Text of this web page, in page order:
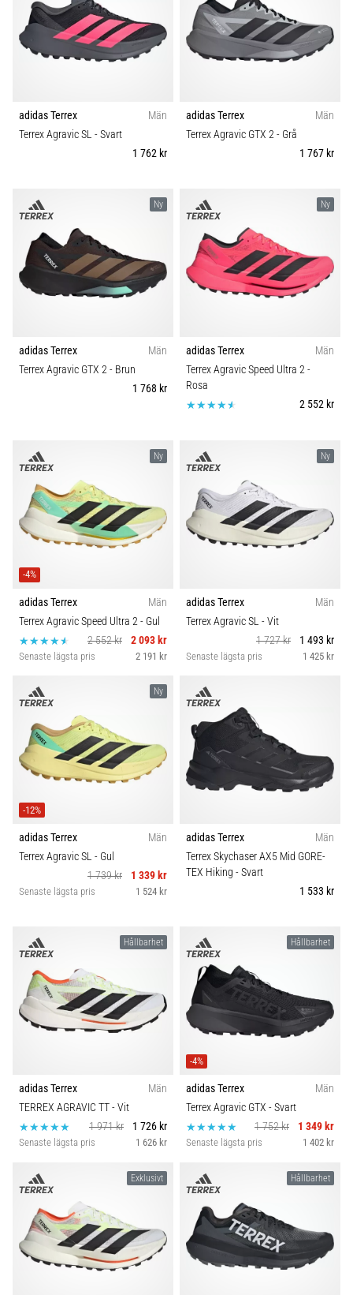
löpning
och
beeptest:
de
och
praktiken
testar
shuttle
run
riktningsförändringar.
Hur
används
6. 8. 2026
Löparknä:
Orsaker,
behandling
och
förebyggande
Löparknä,
känt
som
iliotibialbandssyndrom
är
ett
mycket
vanligt
som
Vad…
Visa
alla
Färg
Pris
Typ av löpning
Säsong
Komfort och dämpning
Carbon
adidas Terrex
Män
Terrex Agravic SL - Svart
1 762 kr
adidas Terrex
Män
Terrex Agravic GTX 2- Grå
1 767 kr
Ny
adidas Terrex
Män
Terrex Agravic GTX 2- Brun
1 768 kr
Ny
adidas Terrex
Män
Terrex Agravic Speed Ultra 2-
Rosa
2 552 kr
Ny
-4%
adidas Terrex
Män
Terrex Agravic Speed Ultra 2- Gul
2 552 kr
2 093 kr
Senaste lägsta pris 2 191 kr
Ny
adidas Terrex
Män
Terrex Agravic SL - Vit
1 727 kr
1 493 kr
Senaste lägsta pris 1 425 kr
Ny
-12%
adidas Terrex
Män
Terrex Agravic SL - Gul
1 739 kr
1 339 kr
Senaste lägsta pris 1 524 kr
adidas Terrex
Män
Terrex Skychaser AX5 Mid GORE-
TEX Hiking - Svart
1 533 kr
Hållbarhet
adidas Terrex
Män
TERREX AGRAVIC TT- Vit
1 971 kr
1 726 kr
Senaste lägsta pris 1 626 kr
Hållbarhet
-4%
adidas Terrex
Män
Terrex Agravic GTX - Svart
1 752 kr
1 349 kr
Senaste lägsta pris 1 402 kr
Exklusivt Hållbarhet